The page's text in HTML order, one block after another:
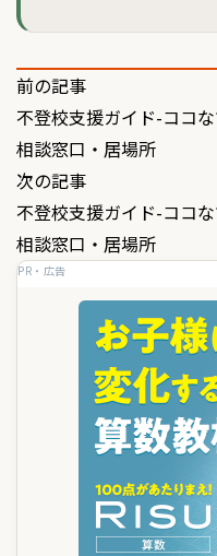
投
稿
ナ
ビ
ゲ
前の記事
不登校支援ガイド-ココ
相談窓口・居場所
次の記事
不登校支援ガイド-ココ
相談窓口・居場所
PR・広告